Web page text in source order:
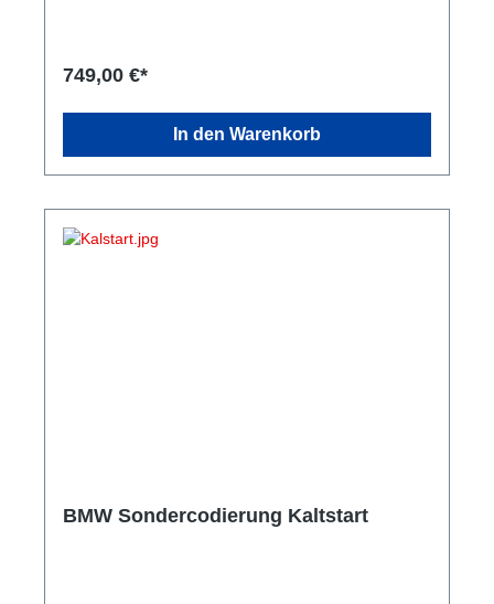
Vereinbart einen Termin bei uns vor Ort. Der ECU
Bei einem Termin vor Ort beträgt die
Bearbeitungszeit in der Regel ca. 1 Stunde. Hinweis:
749,00 €*
In den Warenkorb
BMW Sondercodierung Kaltstart